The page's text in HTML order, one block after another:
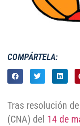
COMPÁRTELA:
Tras resolución de
(CNA) del 14 de